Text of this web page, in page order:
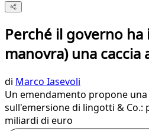
Perché il governo ha
manovra) una caccia
di Marco Iasevoli
Un emendamento propone
sull'emersione di lingotti & Co.:
miliardi di euro